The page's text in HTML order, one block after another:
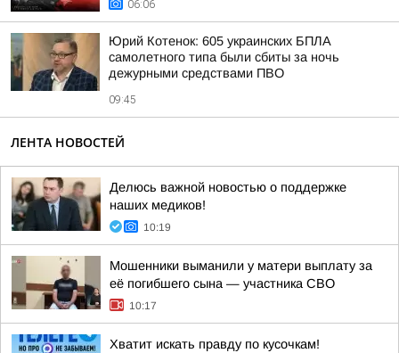
06:06
Юрий Котенок: 605 украинских БПЛА
самолетного типа были сбиты за ночь
дежурными средствами ПВО
09:45
ЛЕНТА НОВОСТЕЙ
Делюсь важной новостью о поддержке
наших медиков!
10:19
Мошенники выманили у матери выплату за
её погибшего сына — участника СВО
10:17
Хватит искать правду по кусочкам!